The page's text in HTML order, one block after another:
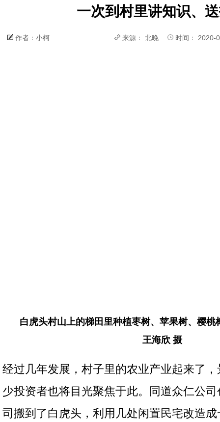
一次到村里讲知识、
作者：小柯 来源： 北晚 时间：
白虎头村山上的梯田里种植枣树、苹果树、樱桃
王海欣 摄
经过几年发展，村子里的农业产业起来了
少投资者也将目光聚焦于此。同道众仁公
司搬到了白虎头，利用几处闲置民宅改造成